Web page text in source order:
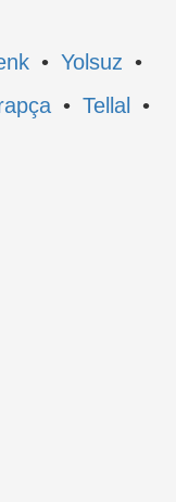
• Yolsuz •
• Tellal
•